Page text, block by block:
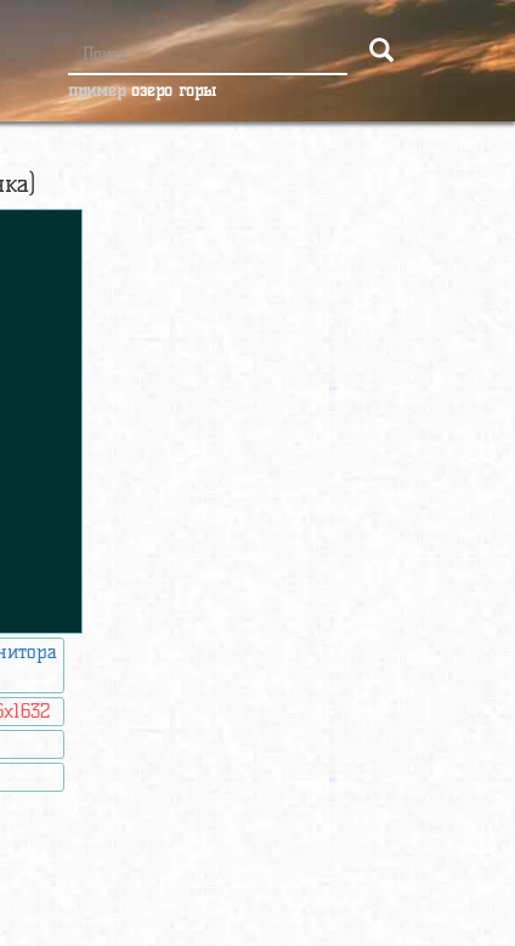
примерозеро горы